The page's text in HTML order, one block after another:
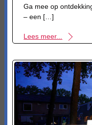
Ga mee op
– een […]
Lees meer...